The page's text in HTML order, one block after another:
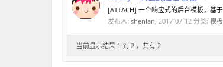
[ATTACH] 一个响应式的后台模板，基
发布人: shenlan, 2017-07-12 分类: 模
当前显示结果 1 到 2 ，共有 2